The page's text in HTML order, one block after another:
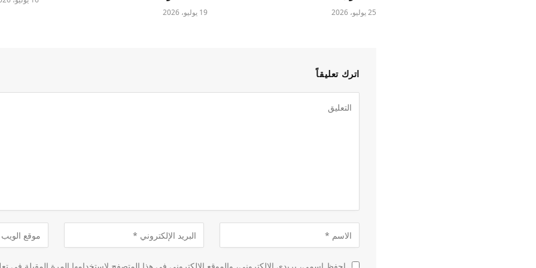
25 يوليو، 2026 19 يوليو، 2026
اترك تعليقاً